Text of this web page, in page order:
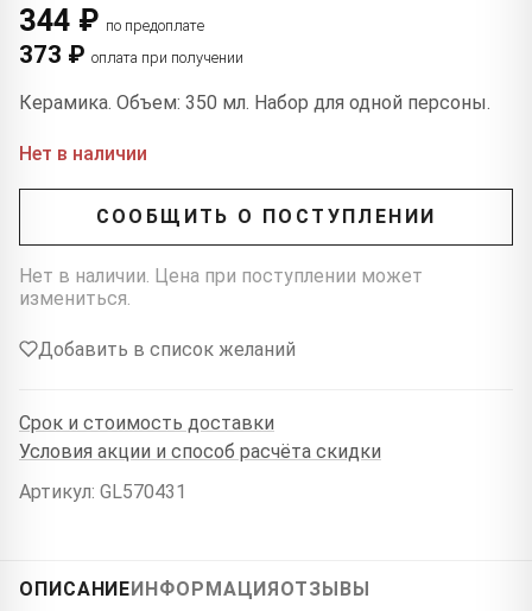
344 ₽ по предоплате
373 ₽ оплата при получении
Керамика. Объем: 350 мл. Набор для одной персоны.
Нет в наличии
СООБЩИТЬ О ПОСТУПЛЕНИИ
Нет в наличии. Цена при поступлении может
измениться.
Добавить в список желаний
Срок и стоимость доставки
Условия акции и способ расчёта скидки
Артикул: GL570431
ОПИСАНИЕИНФОРМАЦИЯОТЗЫВЫ